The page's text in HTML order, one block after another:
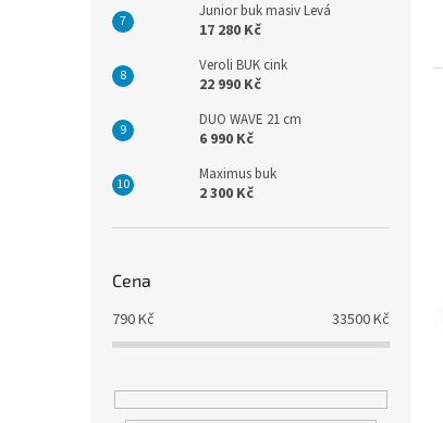
Junior buk masiv Levá
17 280 Kč
Veroli BUK cink
22 990 Kč
DUO WAVE 21 cm
6 990 Kč
Maximus buk
2 300 Kč
Cena
790Kč 33500Kč